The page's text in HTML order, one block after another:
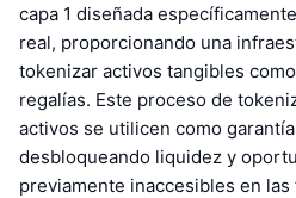
capa 1 diseñada
real, proporcionando una
tokenizar activos tangibles
regalías. Este proceso de
activos se utilicen como
desbloqueando liquidez y
previamente inaccesibles en